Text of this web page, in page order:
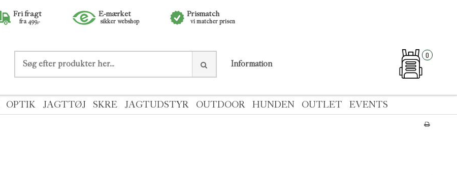
Fri fragt
fra 499,-
E-mærket
sikker webshop
Prismatch
vi matcher prisen
Information
0
OPTIK JAGTTØJ SKRE JAGTUDSTYR OUTDOOR HUNDEN OUTLET EVENTS